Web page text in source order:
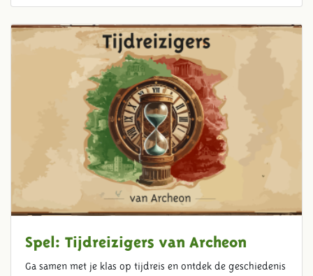
Spel: Tijdreizigers van Archeon
Ga samen met je klas op tijdreis en ontdek de geschiedenis